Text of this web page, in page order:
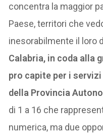
concentra la maggior
Paese, territori che
inesorabilmente il loro
Calabria, in coda alla
pro capite per i
della Provincia
di 1 a 16 che
numerica, ma due